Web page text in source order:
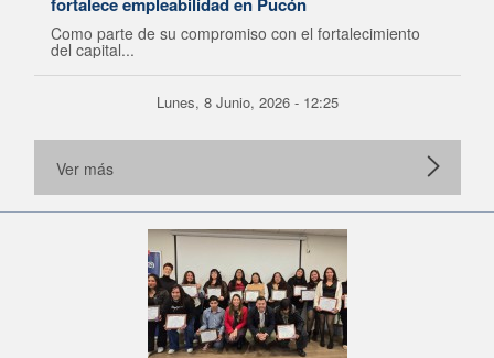
Como parte de su compromiso con el fortalecimiento
del capital...
Lunes, 8 Junio, 2026 - 12:25
Ver más